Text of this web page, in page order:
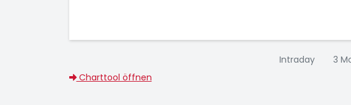
Intraday 3
Charttool öffnen